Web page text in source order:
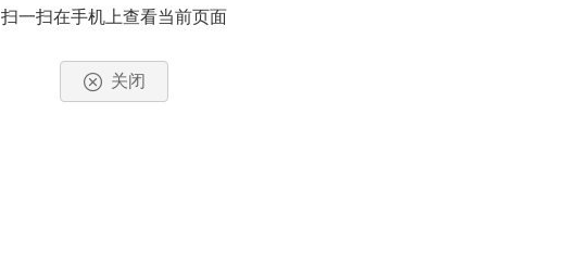
扫一扫在手机上查看当前页面
关闭